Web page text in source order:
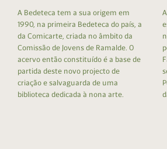
A Bedeteca tem a sua origem em
1990, na primeira Bedeteca do país, a
da Comicarte, criada no âmbito da
Comissão de Jovens de Ramalde. O
acervo então constituído é a base de
partida deste novo projecto de
criação e salvaguarda de uma
biblioteca dedicada à nona arte.